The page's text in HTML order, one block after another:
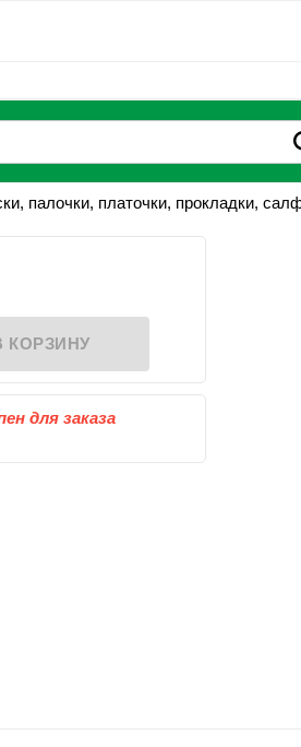
палочки, платочки, прокладки,
для заказа